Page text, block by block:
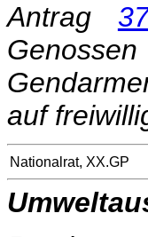
Antrag
auf
Nationalrat, XX.GP